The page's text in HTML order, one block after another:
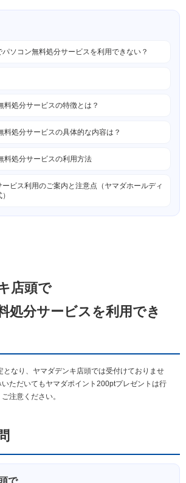
ソコン無料処分サービスを利用できない？
料処分サービスの特徴とは？
料処分サービスの具体的な内容は？
料処分サービスの利用方法
ビス利用のご案内と注意点（ヤマダホールディ
店頭で
処分サービスを利用でき
となり、ヤマダデンキ店頭では受付けておりませ
ただいてもヤマダポイント200ptプレゼントは行
注意ください。